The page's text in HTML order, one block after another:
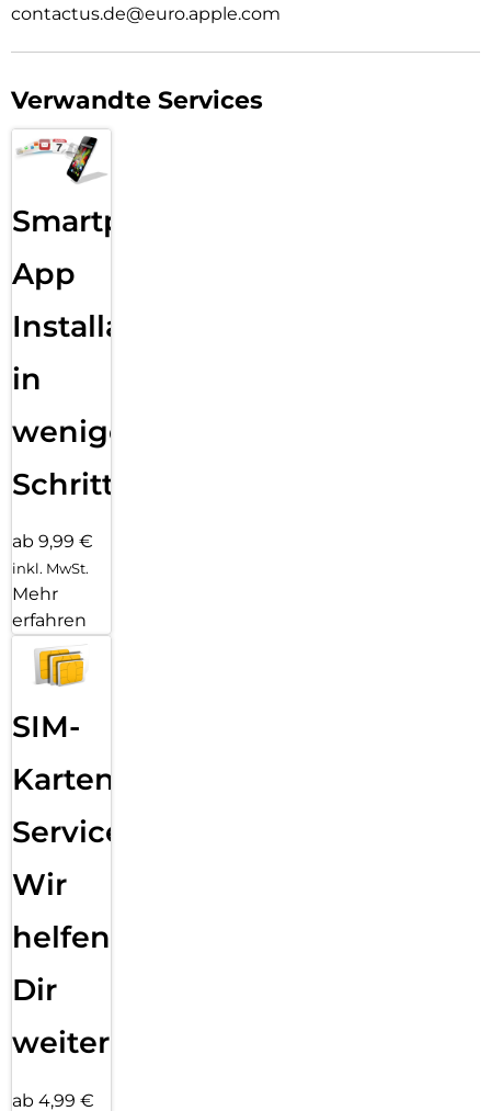
contactus.de@euro.apple.com
Verwandte Services
Smartphone
App
Installation
in
wenigen
Schritten
ab 9,99 €
inkl. MwSt.
Mehr
erfahren
SIM-
Karten
Service:
Wir
helfen
Dir
weiter
ab 4,99 €